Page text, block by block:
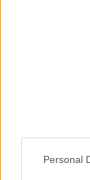
Personal